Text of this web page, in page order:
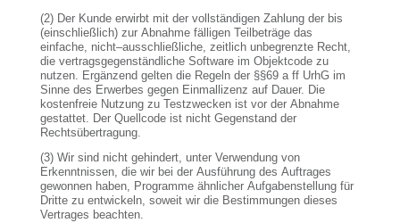
(2) Der Kunde erwirbt mit der vollständigen Zahlung der bis
(einschließlich) zur Abnahme fälligen Teilbeträge das
einfache, nicht–ausschließliche, zeitlich unbegrenzte Recht,
die vertragsgegenständliche Software im Objektcode zu
nutzen. Ergänzend gelten die Regeln der §§69 a ff UrhG im
Sinne des Erwerbes gegen Einmallizenz auf Dauer. Die
kostenfreie Nutzung zu Testzwecken ist vor der Abnahme
gestattet. Der Quellcode ist nicht Gegenstand der
Rechtsübertragung.
(3) Wir sind nicht gehindert, unter Verwendung von
Erkenntnissen, die wir bei der Ausführung des Auftrages
gewonnen haben, Programme ähnlicher Aufgabenstellung für
Dritte zu entwickeln, soweit wir die Bestimmungen dieses
Vertrages beachten.